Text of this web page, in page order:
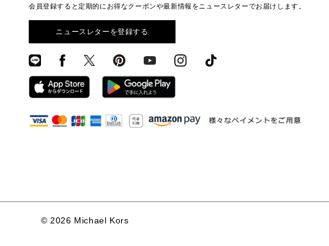
会員登録すると定期的にお得なクーポンや最新情報をニュースレターでお届けします。
ニュースレターを登録する
© 2026 Michael Kors